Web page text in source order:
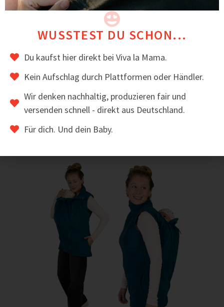
Baby-Booties aus Softshell
ZUM ARTIKEL
WUSSTEST DU SCHON...
Du kaufst hier direkt bei Viva la Mama.
Kein Aufschlag durch Plattformen oder Händler.
Wir denken nachhaltig, produzieren fair und
versenden schnell - direkt aus Deutschland.
Für dich. Und dein Baby.